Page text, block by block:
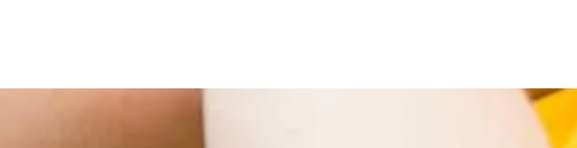
Prévention des Maltraitances
RS7202 – 100 % à distance